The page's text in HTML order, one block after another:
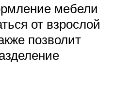
мебели
от взрослой
позволит